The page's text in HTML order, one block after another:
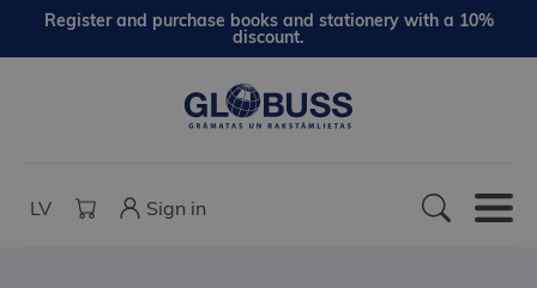
Register and purchase books and stationery with a 10%
discount.
LV Sign in